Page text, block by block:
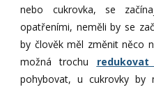
nebo cukrovka, se
opatřeními, neměli by se
by člověk měl změnit něco
možná trochu
pohybovat, u cukrovky by